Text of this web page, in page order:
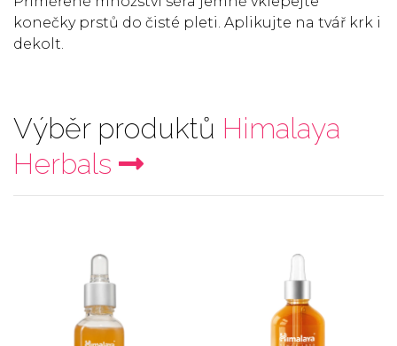
konečky prstů do čisté pleti. Aplikujte na tvář krk i
dekolt.
Výběr produktů Himalaya
Herbals